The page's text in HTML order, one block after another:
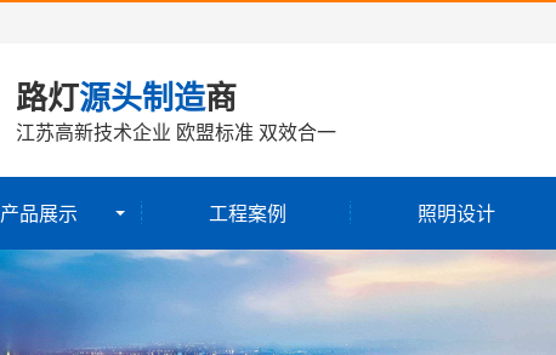
路灯源头制造商
江苏高新技术企业 欧盟标准 双效合一
产品展示 工程案例 照明设计